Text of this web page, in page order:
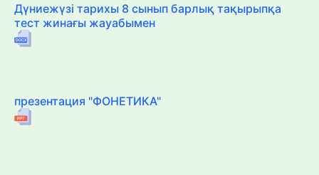
Дүниежүзі тарихы 8 сынып барлық тақырыпқа
тест жинағы жауабымен
презентация "ФОНЕТИКА"